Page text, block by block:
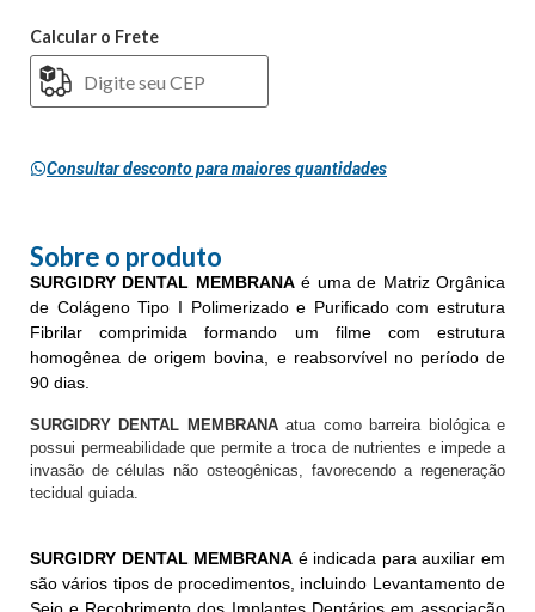
Calcular o Frete
Consultar desconto para maiores quantidades
Sobre o produto
SURGIDRY DENTAL MEMBRANAé uma de Matriz Orgânica
de Colágeno Tipo I Polimerizado e Purificado com estrutura
Fibrilar comprimida formando um filme com estrutura
homogênea de origem bovina, e reabsorvível no período de
90 dias.
SURGIDRY DENTAL MEMBRANAatua como barreira biológica e
possui permeabilidade que permite a troca de nutrientes e impede a
invasão de células não osteogênicas, favorecendo a regeneração
tecidual guiada.
SURGIDRY DENTAL MEMBRANA é indicada para auxiliar em
são vários tipos de procedimentos, incluindo Levantamento de